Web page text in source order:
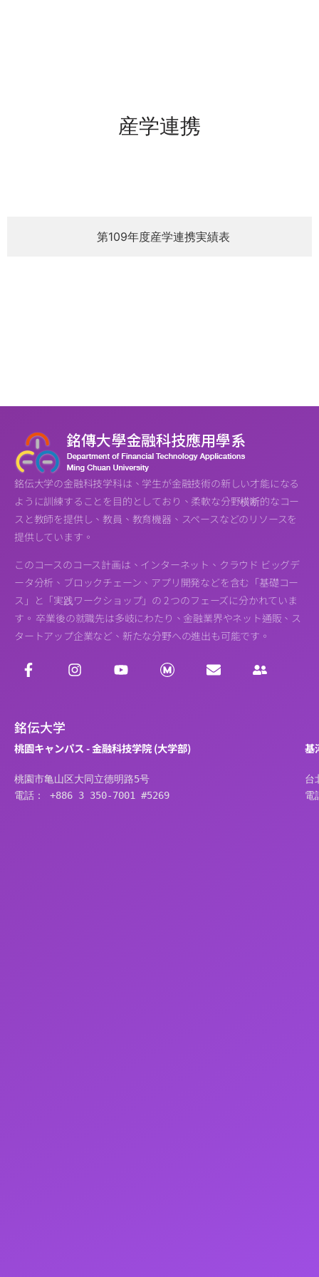
産学連携
第109年度産学連携実績表
銘伝大学の金融科技学科は、学生が金融技術の新しい才能になる
ように訓練することを目的としており、柔軟な分野横断的なコー
スと教師を提供し、教員、教育機器、スペースなどのリソースを
提供しています。
このコースのコース計画は、インターネット、クラウド ビッグデ
ータ分析、ブロックチェーン、アプリ開発などを含む「基礎コー
ス」と「実践ワークショップ」の 2 つのフェーズに分かれていま
す。 卒業後の就職先は多岐にわたり、金融業界やネット通販、ス
タートアップ企業など、新たな分野への進出も可能です。
銘伝大学
桃園キャンパス - 金融科技学院 (大学部)
桃園市亀山区大同立德明路5号
電話： +886 3 350-7001 #5269
基
台
電